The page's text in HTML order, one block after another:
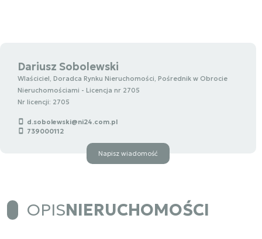
Dariusz Sobolewski
Wlaściciel, Doradca Rynku Nieruchomości, Pośrednik w Obrocie
Nieruchomościami - Licencja nr 2705
Nr licencji: 2705
d.sobolewski@ni24.com.pl
739000112
Napisz wiadomość
OPISNIERUCHOMOŚCI